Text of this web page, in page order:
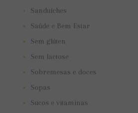
Sanduíches
Saúde e Bem Estar
Sem glúten
Sem lactose
Sobremesas e doces
Sopas
Sucos e vitaminas